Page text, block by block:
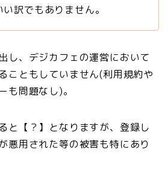
訳でもありません。
し、デジカフェの運営において
こともしていません(利用規約や
も問題なし)。
と【？】となりますが、登録し
悪用された等の被害も特にあり